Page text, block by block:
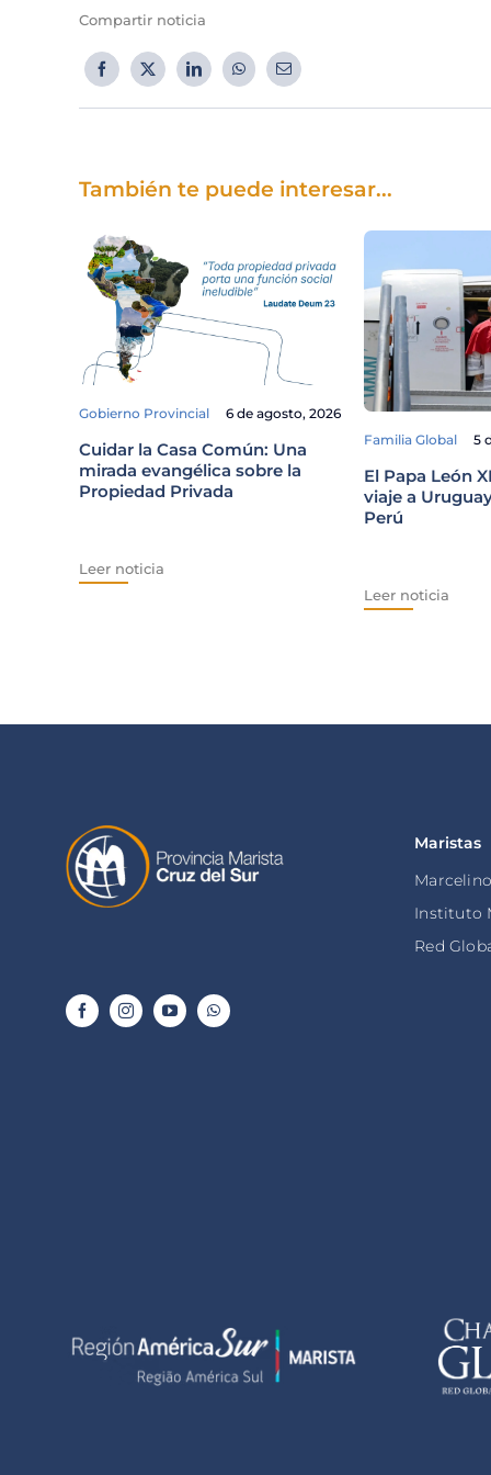
Compartir noticia
También te puede interesar...
Gobierno Provincial 6 de agosto, 2026
Cuidar la Casa Común: Una
mirada evangélica sobre la
Propiedad Privada
Leer noticia
Familia Global 5
El Papa León
viaje a
Perú
Leer noticia
Maristas
Instituto
Red